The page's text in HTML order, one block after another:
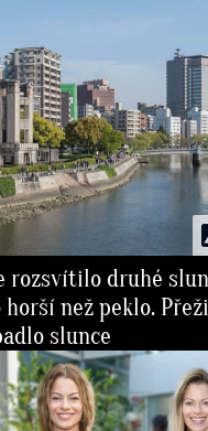
rozsvítilo druhé
než peklo.
slunce